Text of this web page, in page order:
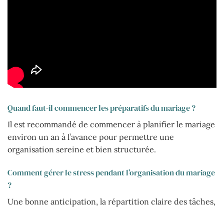
Quand faut-il commencer les préparatifs du mariage ?
Il est recommandé de commencer à planifier le mariage
environ un an à l’avance pour permettre une
organisation sereine et bien structurée.
Comment gérer le stress pendant l’organisation du mariage
?
Une bonne anticipation, la répartition claire des tâches,